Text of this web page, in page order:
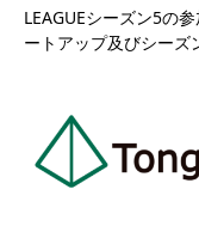
LEAGUEシーズン5の
ートアップ及びシーズ